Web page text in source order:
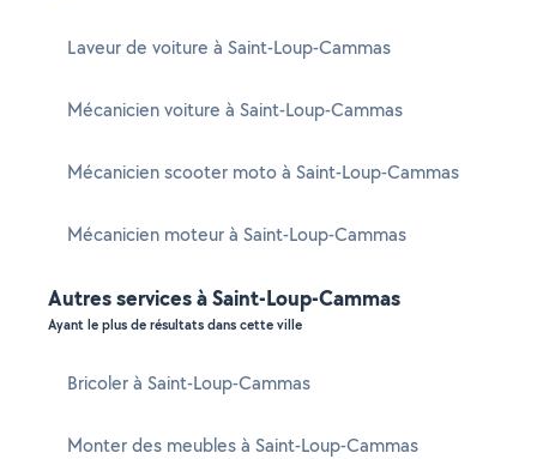
Laveur de voiture à Saint-Loup-Cammas
Mécanicien voiture à Saint-Loup-Cammas
Mécanicien scooter moto à Saint-Loup-Cammas
Mécanicien moteur à Saint-Loup-Cammas
Autres services à Saint-Loup-Cammas
Ayant le plus de résultats dans cette ville
Bricoler à Saint-Loup-Cammas
Monter des meubles à Saint-Loup-Cammas